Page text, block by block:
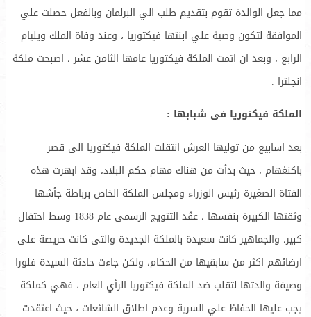
مما جعل الوالدة تقوم بتقديم طلب الي البرلمان وبالفعل حصلت علي
الموافقة لتكون وصية علي ابنتها فيكتوريا ، وعند وفاة الملك ويليام
الرابع ، وبعد ان اتمت الملكة فيكتوريا عامها الثامن عشر ، اصبحت ملكة
انجلترا .
الملكة فيكتوريا فى شبابها :
بعد اسابيع من توليها العرش انتقلت الملكة فيكتوريا الى قصر
باكنغهام ، حيث بدأت من هناك مهام حكم البلاد، وقد ابهرت هذه
الفتاة الصغيرة رئيس الوزراء ومجلس الملكة الخاص برباطة جأشها
وثقتها الكبيرة بنفسها ، عقُد التتويج الرسمى عام 1838 وسط احتفال
كبير، والجماهير كانت سعيدة بالملكة الجديدة والتى كانت حريصة على
ارضائهم اكثر من سابقيها من الحكام، ولكن جاءت حادثة السيدة فلورا
وصيفة والدتها لتقلب ضد الملكة فيكتوريا الرأي العام ، فهي كملكة
يجب عليها الحفاظ علي السرية وعدم اطلاق الشائعات ، حيث اعتقدت